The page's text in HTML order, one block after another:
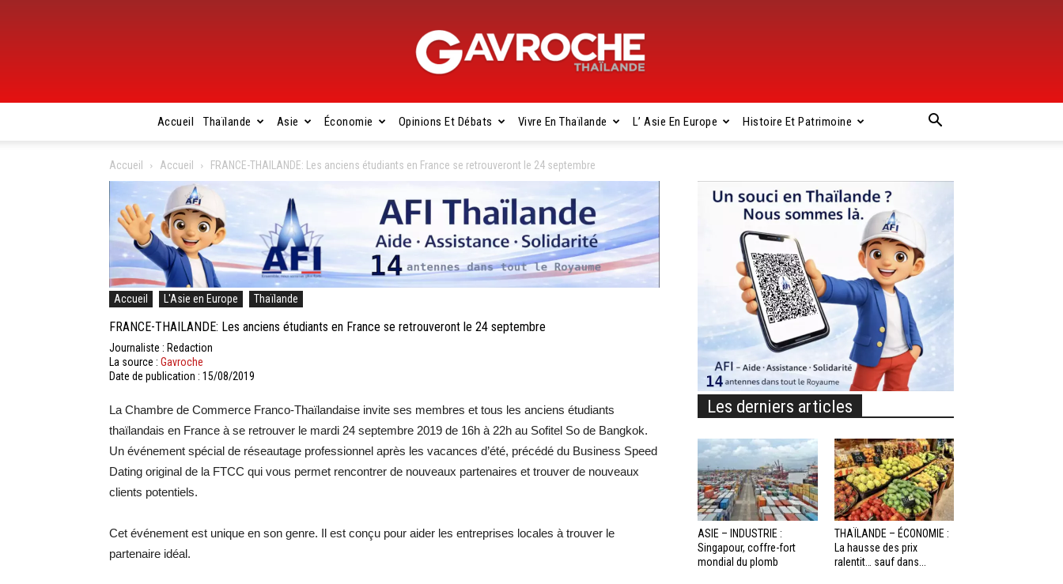
Gavroche
Thaïlande
Accueil Thaïlande Asie Économie Opinions Et Débats Vivre En Thaïlande L’ Asie En Europe Histoire Et Patrimoine
Accueil Accueil FRANCE-THAILANDE: Les anciens étudiants en France se retrouveront le 24 septembre
Accueil L'Asie en Europe Thaïlande
FRANCE-THAILANDE: Les anciens étudiants en France se retrouveront le 24 septembre
Journaliste : Redaction
La source : Gavroche
Date de publication : 15/08/2019
La Chambre de Commerce Franco-Thaïlandaise invite ses membres et tous les anciens étudiants
thaïlandais en France à se retrouver le mardi 24 septembre 2019 de 16h à 22h au Sofitel So de Bangkok.
Un événement spécial de réseautage professionnel après les vacances d’été, précédé du Business Speed
Dating original de la FTCC qui vous permet rencontrer de nouveaux partenaires et trouver de nouveaux
clients potentiels.
Cet événement est unique en son genre. Il est conçu pour aider les entreprises locales à trouver le
partenaire idéal.
Les derniers articles
ASIE – INDUSTRIE :
Singapour, coffre-fort
mondial du plomb
THAÏLANDE – ÉCONOMIE :
La hausse des prix
ralentit… sauf dans...